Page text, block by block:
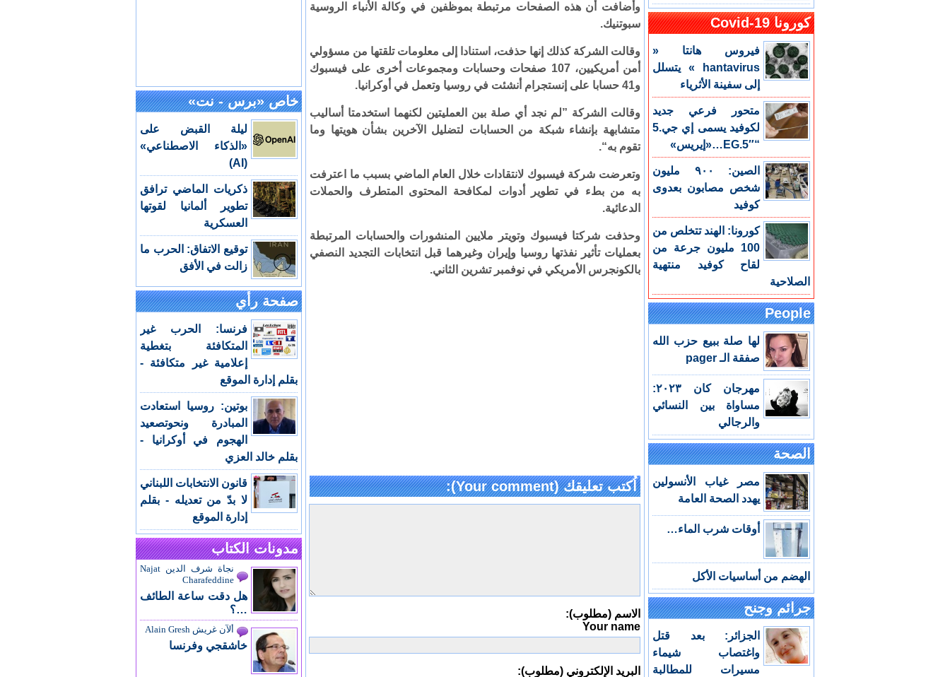
كورونا Covid-19
فيروس هانتا «
hantavirus » يتسلل
إلى سفينة الأثرياء
متحور فرعي جديد
لكوفيد يسمى إي جي.5
“EG.5″…«إيريس»
الصين: ٩٠٠ مليون
شخص مصابون بعدوى
كوفيد
كورونا: الهند تتخلص من
100 مليون جرعة من
لقاح كوفيد منتهية
الصلاحية
People
لها صلة ببيع حزب الله
صفقة الـ pager
مهرجان كان ٢٠٢٣:
مساواة بين النسائي
والرجالي
الصحة
مصر غياب الأنسولين
يهدد الصحة العامة
أوقات شرب الماء…
الهضم من أساسيات الأكل
جرائم وجنح
الجزائر: بعد قتل
واغتصاب شيماء
مسيرات للمطالبة
وأضافت أن هذه الصفحات مرتبطة بموظفين في وكالة الأنباء الروسية
سبوتنيك.
وقالت الشركة كذلك إنها حذفت، استنادا إلى معلومات تلقتها من مسؤولي
أمن أمريكيين، 107 صفحات وحسابات ومجموعات أخرى على فيسبوك
و41 حسابا على إنستجرام أنشئت في روسيا وتعمل في أوكرانيا.
وقالت الشركة ”لم نجد أي صلة بين العمليتين لكنهما استخدمتا أساليب
متشابهة بإنشاء شبكة من الحسابات لتضليل الآخرين بشأن هويتها وما
تقوم به“.
وتعرضت شركة فيسبوك لانتقادات خلال العام الماضي بسبب ما اعترفت
به من بطء في تطوير أدوات لمكافحة المحتوى المتطرف والحملات
الدعائية.
وحذفت شركتا فيسبوك وتويتر ملايين المنشورات والحسابات المرتبطة
بعمليات تأثير نفذتها روسيا وإيران وغيرهما قبل انتخابات التجديد النصفي
بالكونجرس الأمريكي في نوفمبر تشرين الثاني.
اُكتب تعليقك (Your comment):
الاسم (مطلوب):
Your name
البريد الإلكتروني (مطلوب):
خاص «برس - نت»
ليلة القبض على
«الذكاء الاصطناعي»
(AI)
ذكريات الماضي ترافق
تطوير ألمانيا لقوتها
العسكرية
توقيع الاتفاق: الحرب ما
زالت في الأفق
صفحة رأي
فرنسا: الحرب غير
المتكافئة بتغطية
إعلامية غير متكافئة -
بقلم إدارة الموقع
بوتين: روسيا استعادت
المبادرة ونحوتصعيد
الهجوم في أوكرانيا -
بقلم خالد العزي
قانون الانتخابات اللبناني
لا بدّ من تعديله - بقلم
إدارة الموقع
مدونات الكتاب
نجاة شرف الدين Najat
Charafeddine
هل دقت ساعة الطائف
…؟
ألآن غريش Alain Gresh
خاشقجي وفرنسا